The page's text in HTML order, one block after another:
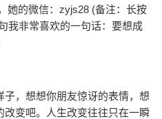
她的微信：zyjs28 (备注：长按
我非常喜欢的一句话：要想成
，想想你朋友惊讶的表情，想
变吧。人生改变往往只在一瞬